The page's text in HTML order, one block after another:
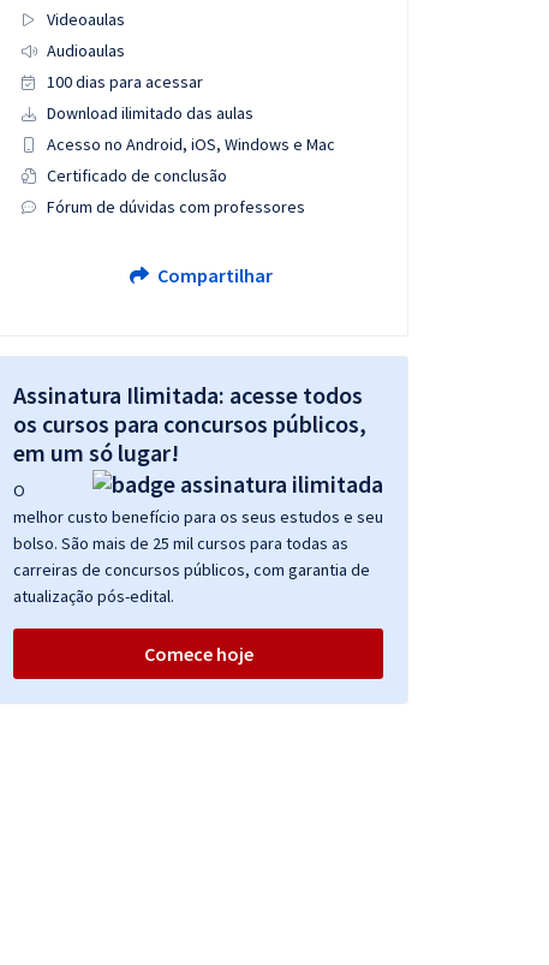
Videoaulas
Audioaulas
100 dias para acessar
Download ilimitado das aulas
Acesso no Android, iOS, Windows e Mac
Certificado de conclusão
Fórum de dúvidas com professores
Compartilhar
Assinatura Ilimitada: acesse todos
os cursos para concursos públicos,
em um só lugar!
O
melhor custo benefício para os seus estudos e seu
bolso. São mais de 25 mil cursos para todas as
carreiras de concursos públicos, com garantia de
atualização pós-edital.
Comece hoje